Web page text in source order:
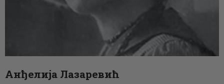
Анђелија Лазаревић